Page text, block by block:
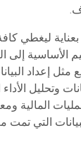
ليغطي
الأساسية إلى
إعداد
وتحليل
المالية
التي تمت